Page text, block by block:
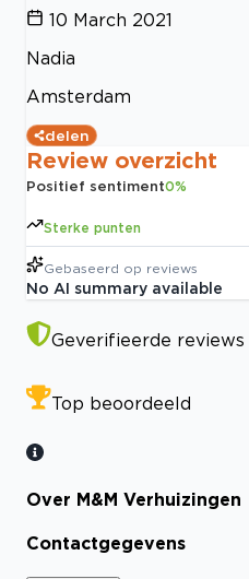
10 March 2021
Nadia
Amsterdam
delen
Review overzicht
Positief sentiment0%
Sterke punten
Gebaseerd op reviews
No AI summary available
Geverifieerde reviews
Top beoordeeld
Over M&M Verhuizingen
Contactgegevens